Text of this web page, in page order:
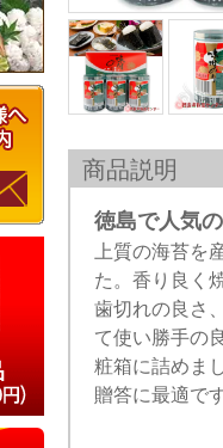
商品説明
徳島で人気
上質の海苔を
た。香り良く
歯切れの良さ
て使い勝手の
粧箱に詰めま
贈答に最適です